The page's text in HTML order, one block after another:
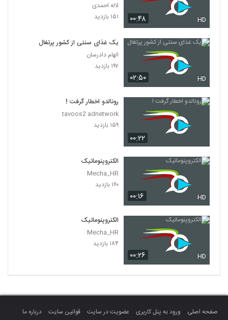
۰۰:۴۸ HD
لاله احمدی
۱۵۱ بازدید
۰۲:۵۰ HD
یک غذای سنتی از کشور پرتغال
الهام دادرسان
۱۹۷ بازدید
۰۰:۲۲
رونالدو اخطار گرفت !
tavoos2 adnetwork
۱۵۹ بازدید
۰۰:۱۶ HD
الکتروپنوماتیک
Mecha_HR
۱۶۰ بازدید
۰۰:۲۶ HD
الکتروپنوماتیک
Mecha_HR
۱۸۴ بازدید
صفحه اصلی ورود به پنل کاربری عضویت در سایت قوانین سایت
درباره ما